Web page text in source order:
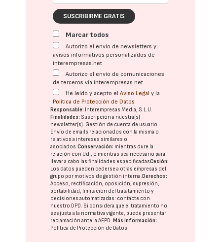
SUSCRIBIRME GRATIS
Marcar todos
Autorizo el envío de newsletters y
avisos informativos personalizados de
interempresas.net
Autorizo el envío de comunicaciones
de terceros vía interempresas.net
He leído y acepto elAviso Legal y la
Política de Protección de Datos
Responsable: Interempresas Media, S.L.U.
Finalidades: Suscripción a nuestra(s)
newsletter(s). Gestión de cuenta de usuario.
Envío de emails relacionados con la misma o
relativos a intereses similares o
asociados.Conservación: mientras dure la
relación con Ud., o mientras sea necesario para
llevar a cabo las finalidades especificadasCesión:
Los datos pueden cederse a otras empresas del
grupo por motivos de gestión interna.Derechos:
Acceso, rectificación, oposición, supresión,
portabilidad, limitación del tratatamiento y
decisiones automatizadas: contacte con
nuestro DPD. Si considera que el tratamiento no
se ajusta a la normativa vigente, puede presentar
reclamación ante laAEPD.Más información:
Política de Protección de Datos